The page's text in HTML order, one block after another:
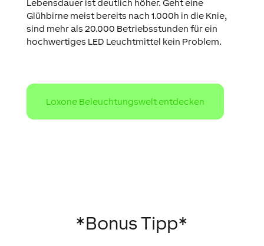
Lebensdauer ist deutlich höher. Geht eine
Glühbirne meist bereits nach 1.000h in die Knie,
sind mehr als 20.000 Betriebsstunden für ein
hochwertiges LED Leuchtmittel kein Problem.
Loxone Beleuchtungswelt entdecken
*Bonus Tipp*